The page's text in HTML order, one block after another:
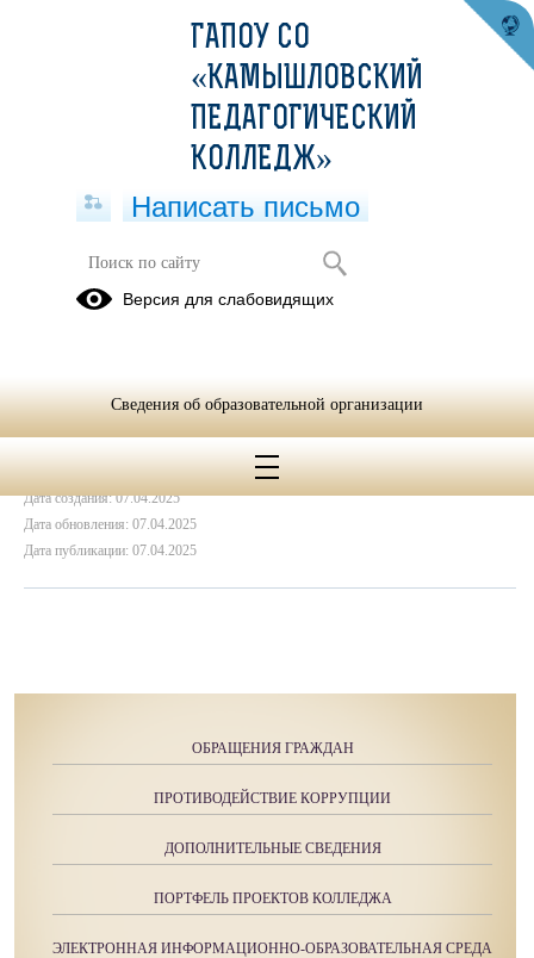
ДОУ43 Малыш приглашает на
работу воспитателей
Дата создания: 07.04.2025
Дата обновления: 07.04.2025
Дата публикации: 07.04.2025
ОБРАЩЕНИЯ ГРАЖДАН
ПРОТИВОДЕЙСТВИЕ КОРРУПЦИИ
ДОПОЛНИТЕЛЬНЫЕ СВЕДЕНИЯ
ПОРТФЕЛЬ ПРОЕКТОВ КОЛЛЕДЖА
ЭЛЕКТРОННАЯ ИНФОРМАЦИОННО-ОБРАЗОВАТЕЛЬНАЯ СРЕДА
ГАПОУ СО
«КАМЫШЛОВСКИЙ
ПЕДАГОГИЧЕСКИЙ
КОЛЛЕДЖ»
Написать письмо
Версия для слабовидящих
Сведения об образовательной организации